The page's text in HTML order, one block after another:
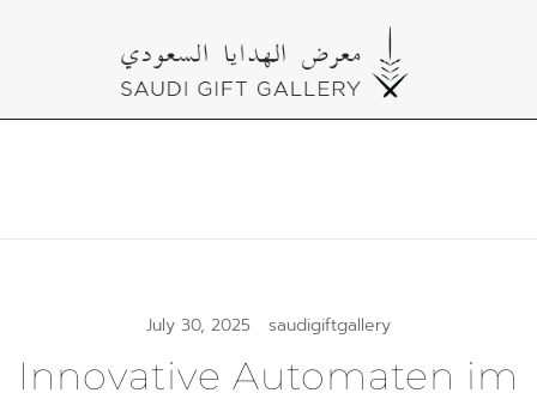
Cultural Gifts Made in Saudi Arabia معرض
July 30, 2025 saudigiftgallery
Innovative Automaten im